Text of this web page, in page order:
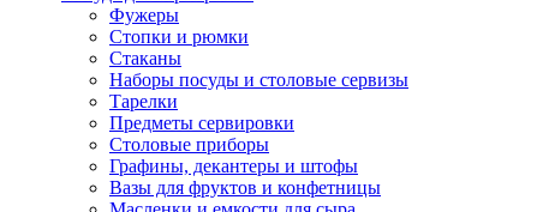
Фужеры
Стопки и рюмки
Стаканы
Наборы посуды и столовые сервизы
Тарелки
Предметы сервировки
Столовые приборы
Графины, декантеры и штофы
Вазы для фруктов и конфетницы